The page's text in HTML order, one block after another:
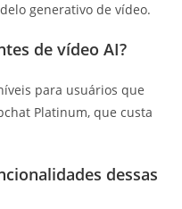
generativo de vídeo.
de vídeo AI?
para usuários que
Platinum, que custa
dessas